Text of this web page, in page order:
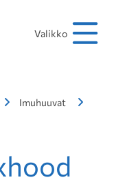
Valikko
Imuhuuvat